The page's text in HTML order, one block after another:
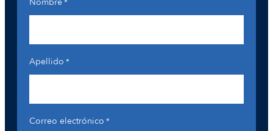
*
Apellido *
Correo electrónico *